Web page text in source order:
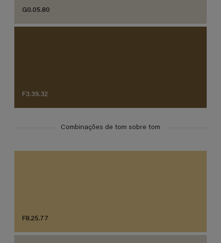
G0.05.80
F3.39.32
Combinações de tom sobre tom
F8.25.77